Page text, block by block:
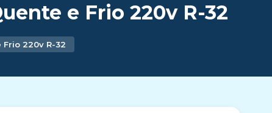
e Frio 220v R-32
220v R-32